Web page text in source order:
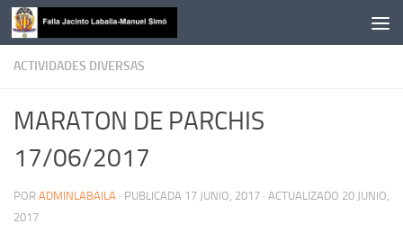
Saltar al contenido
ACTIVIDADES DIVERSAS
MARATON DE PARCHIS
17/06/2017
POR ADMINLABAILA · PUBLICADA 17 JUNIO, 2017 · ACTUALIZADO 20 JUNIO,
2017